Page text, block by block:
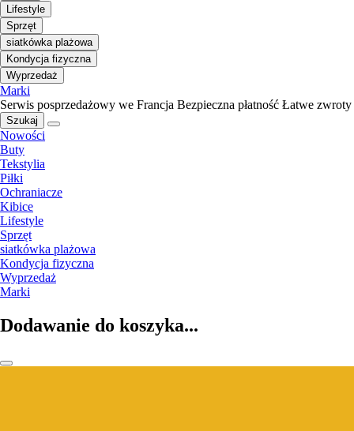
Lifestyle
Sprzęt
siatkówka plażowa
Kondycja fizyczna
Wyprzedaż
Marki
Serwis posprzedażowy we Francja Bezpieczna płatność Łatwe zwroty
Szukaj
Nowości
Buty
Tekstylia
Piłki
Ochraniacze
Kibice
Lifestyle
Sprzęt
siatkówka plażowa
Kondycja fizyczna
Wyprzedaż
Marki
Dodawanie do koszyka...